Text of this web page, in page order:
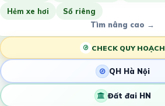
Hẻm xe hơi
Sổ riêng
Tìm nâng cao →
CHECK QUY HOẠCH
QH Hà Nội
Đất đai HN